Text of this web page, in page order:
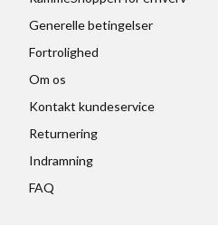
Generelle betingelser
Fortrolighed
Om os
Kontakt kundeservice
Returnering
Indramning
FAQ